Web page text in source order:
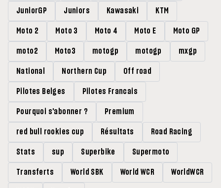
JuniorGP Juniors Kawasaki KTM
Moto 2 Moto 3 Moto 4 Moto E Moto GP
moto2 Moto3 motogp motogp mxgp
National Northern Cup Off road
Pilotes Belges Pilotes Francais
Pourquoi s'abonner ? Premium
red bull rookies cup Résultats Road Racing
Stats sup Superbike Supermoto
Transferts World SBK World WCR WorldWCR